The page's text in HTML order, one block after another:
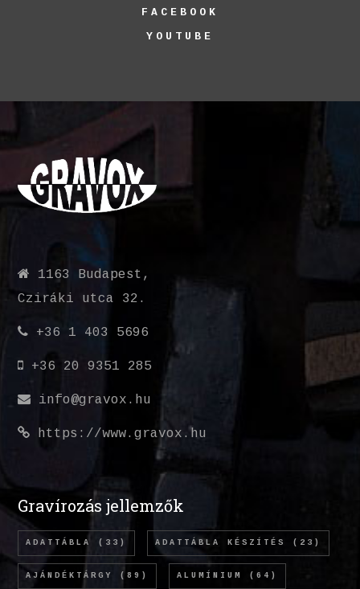
FACEBOOK
YOUTUBE
1163 Budapest,
Cziráki utca 32.
+36 1 403 5696
+36 20 9351 285
info@gravox.hu
https://www.gravox.hu
Gravírozás jellemzők
ADATTÁBLA (33) ADATTÁBLA KÉSZÍTÉS (23)
AJÁNDÉKTÁRGY (89) ALUMÍNIUM (64)